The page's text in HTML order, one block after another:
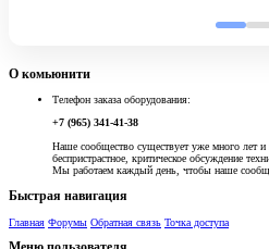
О комьюнити
Телефон заказа оборудования:
+7 (965) 341-41-38
Наше сообщество существует уже много лет
беспристрастное, критическое обсуждение
Мы работаем каждый день, чтобы наше
Быстрая навигация
Главная Форумы Обратная связь Точка доступа